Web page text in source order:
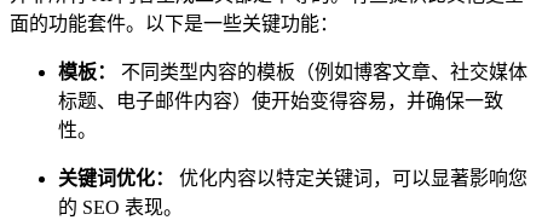
面的功能套件。以下是一些关键功能：
模板：
不同类型内容的模板（例如博客文章、社交媒体
标题、电子邮件内容）使开始变得容易，并确保一致
性。
关键词优化：
优化内容以特定关键词，可以显著影响您
的 SEO 表现。